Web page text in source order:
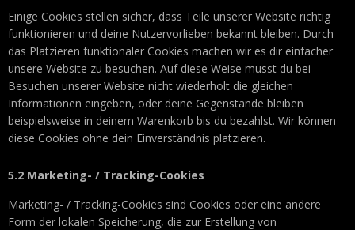
Einige Cookies stellen sicher, dass Teile unserer Website richtig
funktionieren und deine Nutzervorlieben bekannt bleiben. Durch
das Platzieren funktionaler Cookies machen wir es dir einfacher
unsere Website zu besuchen. Auf diese Weise musst du bei
Besuchen unserer Website nicht wiederholt die gleichen
Informationen eingeben, oder deine Gegenstände bleiben
beispielsweise in deinem Warenkorb bis du bezahlst. Wir können
diese Cookies ohne dein Einverständnis platzieren.
5.2 Marketing- / Tracking-Cookies
Marketing- / Tracking-Cookies sind Cookies oder eine andere
Form der lokalen Speicherung, die zur Erstellung von